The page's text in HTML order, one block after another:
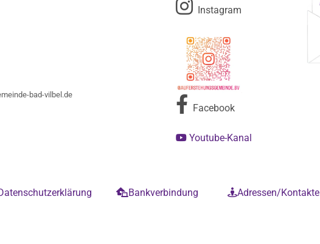
bad-vilbel.de
 Instagram
 Facebook
Youtube-Kanal
Bankverbindung Adressen/Kontakte